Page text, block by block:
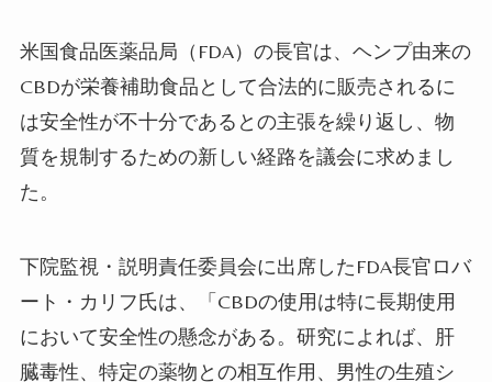
米国食品医薬品局（FDA）の長官は、ヘンプ由来の
CBDが栄養補助食品として合法的に販売されるに
は安全性が不十分であるとの主張を繰り返し、物
質を規制するための新しい経路を議会に求めまし
た。
下院監視・説明責任委員会に出席したFDA長官ロバ
ート・カリフ氏は、「CBDの使用は特に長期使用
において安全性の懸念がある。研究によれば、肝
臓毒性、特定の薬物との相互作用、男性の生殖シ